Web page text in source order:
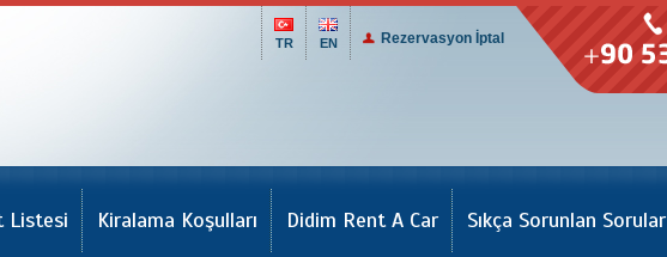
TR EN Rezervasyon İptal
Listesi Kiralama Koşulları Didim Rent A Car Sıkça Sorunlan Sorular